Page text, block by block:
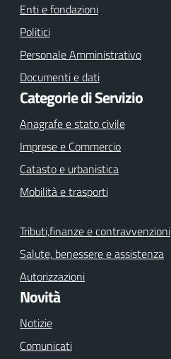
Enti e fondazioni
Politici
Personale Amministrativo
Documenti e dati
Categorie di Servizio
Anagrafe e stato civile
Imprese e Commercio
Catasto e urbanistica
Mobilità e trasporti
Tributi,finanze e contravvenzioni
Salute, benessere e assistenza
Autorizzazioni
Novità
Notizie
Comunicati